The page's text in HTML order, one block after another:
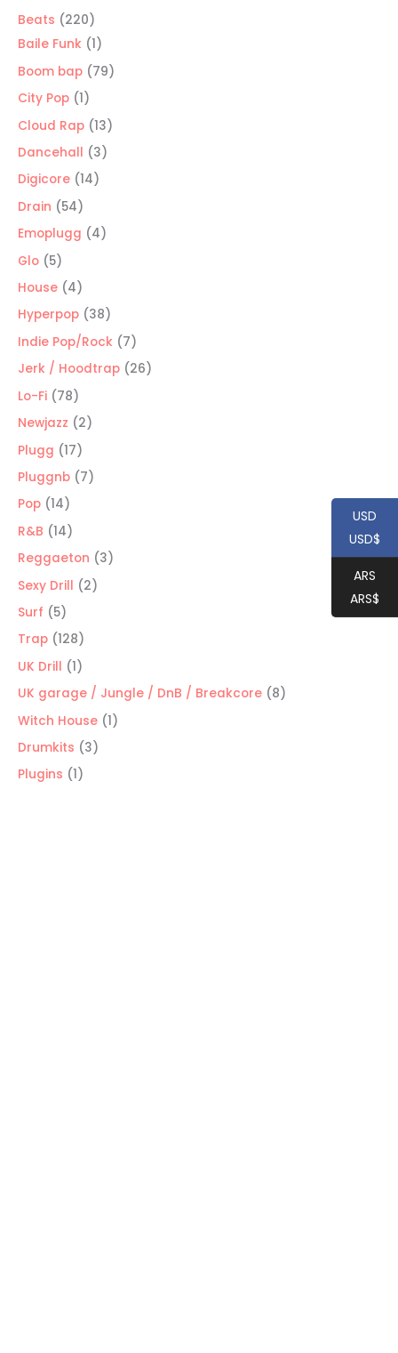
Beats 220220
productos
Baile Funk 11
producto
Boom bap 7979
City Pop 11
producto
Cloud Rap 1313
productos
Dancehall 33
Digicore 1414
Drain 5454
productos
Emoplugg 44
Glo 55
productos
House 44
productos
Hyperpop 3838
productos
Indie Pop/Rock 77
productos
Jerk / Hoodtrap 2626
Lo-Fi 7878
productos
Newjazz 22
Plugg 1717
productos
Pluggnb 77
Pop 1414
productos
R&B 1414
productos
Reggaeton 33
Sexy Drill 22
Surf 55
productos
Trap 128128
productos
UK Drill 11
producto
UK garage / Jungle / DnB / Breakcore 88
Witch House 11
Drumkits 33
Plugins 11
USD
USD$
ARS
ARS$